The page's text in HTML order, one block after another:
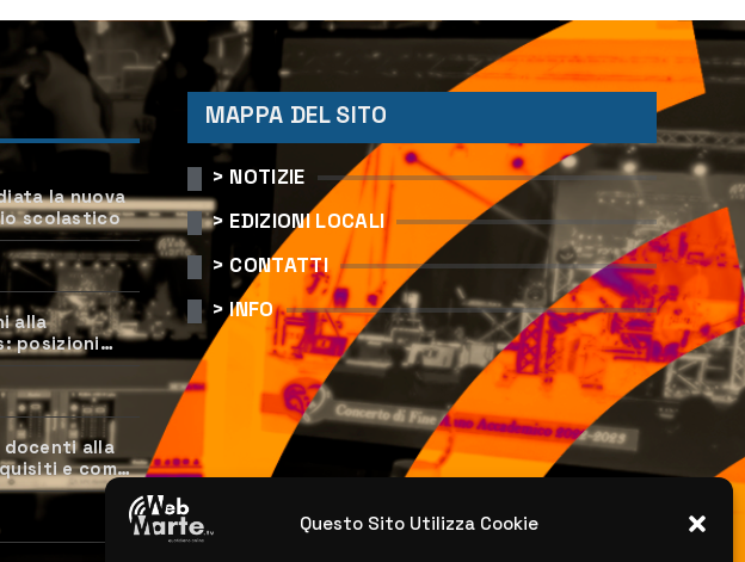
Questo Sito Utilizza Cookie
la nuova
scolastico
alla
posizioni
docenti alla
e come
MAPPA DEL SITO
> NOTIZIE
> EDIZIONI LOCALI
> CONTATTI
> INFO